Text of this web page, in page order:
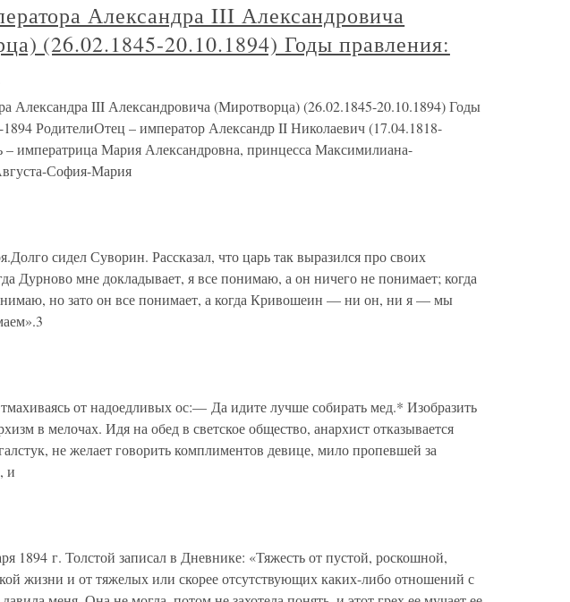
Александра III Александровича
(26.02.1845-20.10.1894) Годы правления:
Александра III Александровича (Миротворца) (26.02.1845-20.10.1894) Годы
1894 РодителиОтец – император Александр II Николаевич (17.04.1818-
– императрица Мария Александровна, принцесса Максимилиана-
София-Мария
сидел Суворин. Рассказал, что царь так выразился про своих
Дурново мне докладывает, я все понимаю, а он ничего не понимает; когда
но зато он все понимает, а когда Кривошеин — ни он, ни я — мы
от надоедливых ос:— Да идите лучше собирать мед.* Изобразить
в мелочах. Идя на обед в светское общество, анархист отказывается
не желает говорить комплиментов девице, мило пропевшей за
и
1894 г. Толстой записал в Дневнике: «Тяжесть от пустой, роскошной,
жизни и от тяжелых или скорее отсутствующих каких-либо отношений с